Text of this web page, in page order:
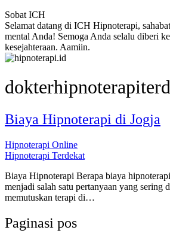
Sobat ICH
Selamat datang di ICH Hipnoterapi,
mental Anda! Semoga Anda selalu diberi
kesejahteraan. Aamiin.
Biaya Hipnoterapi di Jogja
Hipnoterapi Online
Hipnoterapi Terdekat
Biaya Hipnoterapi Berapa biaya
menjadi salah satu pertanyaan yang sering
memutuskan terapi di…
Paginasi pos